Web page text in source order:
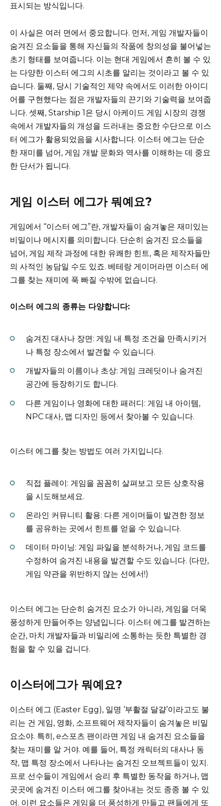
표시되는 방식입니다.
이 사실은 여러 면에서 중요합니다. 먼저, 게임 개발자들이
숨겨진 요소들을 통해 자신들의 작품에 창의성을 불어넣는
초기 형태를 보여줍니다. 이는 현대 게임에서 흔히 볼 수 있
는 다양한 이스터 에그의 시초를 알리는 것이라고 볼 수 있
습니다. 둘째, 당시 기술적인 제약 속에서도 이러한 아이디
어를 구현했다는 점은 개발자들의 끈기와 기술력을 보여줍
니다. 셋째, Starship 1은 당시 아케이드 게임 시장의 경쟁
속에서 개발자들의 개성을 드러내는 중요한 수단으로 이스
터 에그가 활용되었음을 시사합니다. 이스터 에그는 단순
한 재미를 넘어, 게임 개발 문화와 역사를 이해하는 데 중요
한 단서가 됩니다.
게임 이스터 에그가 뭐예요?
게임에서 “이스터 에그”란, 개발자들이 숨겨놓은 재미있는
비밀이나 메시지를 의미합니다. 단순히 숨겨진 요소들을
넘어, 게임 제작 과정에 대한 유쾌한 힌트, 혹은 제작자들만
의 사적인 농담일 수도 있죠. 베테랑 게이머라면 이스터 에
그를 찾는 재미에 푹 빠질 수밖에 없습니다.
이스터 에그의 종류는 다양합니다:
숨겨진 대사나 장면: 게임 내 특정 조건을 만족시키거
나 특정 장소에서 발견할 수 있습니다.
개발자들의 이름이나 초상: 게임 크레딧이나 숨겨진
공간에 등장하기도 합니다.
다른 게임이나 영화에 대한 패러디: 게임 내 아이템,
NPC 대사, 맵 디자인 등에서 찾아볼 수 있습니다.
이스터 에그를 찾는 방법도 여러 가지입니다.
직접 플레이: 게임을 꼼꼼히 살펴보고 모든 상호작용
을 시도해보세요.
온라인 커뮤니티 활용: 다른 게이머들이 발견한 정보
를 공유하는 곳에서 힌트를 얻을 수 있습니다.
데이터 마이닝: 게임 파일을 분석하거나, 게임 코드를
수정하여 숨겨진 내용을 발견할 수도 있습니다. (다만,
게임 약관을 위반하지 않는 선에서!)
이스터 에그는 단순히 숨겨진 요소가 아니라, 게임을 더욱
풍성하게 만들어주는 양념입니다. 이스터 에그를 발견하는
순간, 마치 개발자들과 비밀리에 소통하는 듯한 특별한 경
험을 할 수 있을 겁니다.
이스터에그가 뭐예요?
이스터 에그 (Easter Egg), 일명 ‘부활절 달걀’이라고도 불
리는 건 게임, 영화, 소프트웨어 제작자들이 숨겨놓은 비밀
요소야. 특히, e스포츠 팬이라면 게임 내 숨겨진 요소들을
찾는 재미를 알 거야. 예를 들어, 특정 캐릭터의 대사나 동
작, 맵 특정 장소에서 나타나는 숨겨진 오브젝트들이 있지.
프로 선수들이 게임에서 승리 후 특별한 동작을 하거나, 맵
곳곳에 숨겨진 이스터 에그를 찾아내는 것도 종종 볼 수 있
어. 이런 요소들은 게임을 더 풍성하게 만들고 팬들에게 또